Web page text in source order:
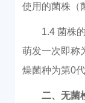
使用的菌株（
1.4 菌株
萌发一次即称
燥菌种为第0代
二、无菌